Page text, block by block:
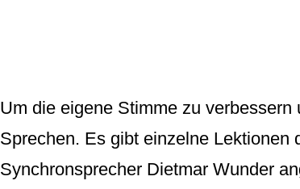
Um die eigene Stimme zu
Sprechen. Es gibt einzelne Lektionen
Synchronsprecher Dietmar Wunder